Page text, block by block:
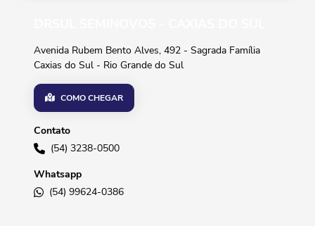
Avenida Rubem Bento Alves, 492 - Sagrada Família
Caxias do Sul - Rio Grande do Sul
COMO CHEGAR
Contato
(54) 3238-0500
Whatsapp
(54) 99624-0386